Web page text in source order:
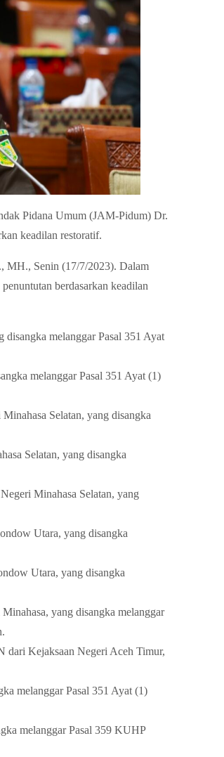
Pidana Umum (JAM-Pidum) Dr.
keadilan restoratif.
MH., Senin (17/7/2023). Dalam
berdasarkan keadilan
melanggar Pasal 351 Ayat
melanggar Pasal 351 Ayat (1)
Selatan, yang disangka
Selatan, yang disangka
Minahasa Selatan, yang
Utara, yang disangka
Utara, yang disangka
yang disangka melanggar
Kejaksaan Negeri Aceh Timur,
melanggar Pasal 351 Ayat (1)
melanggar Pasal 359 KUHP